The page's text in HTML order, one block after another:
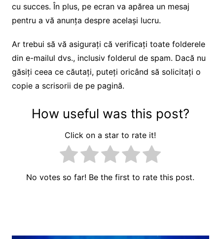
cu succes. În plus, pe ecran va apărea un mesaj
pentru a vă anunța despre același lucru.
Ar trebui să vă asigurați că verificați toate folderele
din e-mailul dvs., inclusiv folderul de spam. Dacă nu
găsiți ceea ce căutați, puteți oricând să solicitați o
copie a scrisorii de pe pagină.
How useful was this post?
Click on a star to rate it!
No votes so far! Be the first to rate this post.